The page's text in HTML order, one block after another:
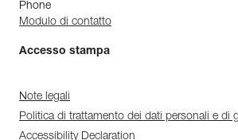
Phone
Modulo di contatto
Accesso stampa
Note legali
Politica di trattamento dei dati personali e di
Accessibility Declaration